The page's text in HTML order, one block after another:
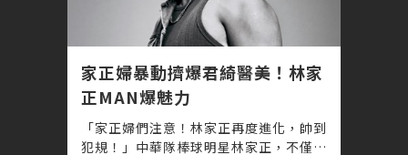
家正婦暴動擠爆君綺醫美！林家
正MAN爆魅力
「家正婦們注意！林家正再度進化，帥到
犯規！」中華隊棒球明星林家正，不僅在